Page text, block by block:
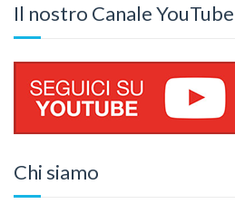
Il nostro Canale
Chi siamo